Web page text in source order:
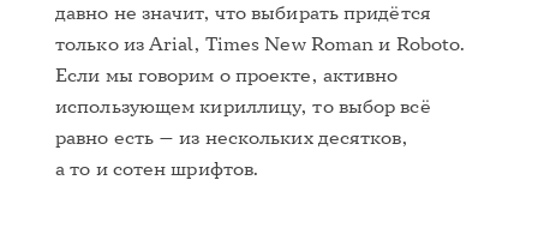
давно не значит, что выбирать придётся
только из Arial, Times New Roman и Roboto.
Если мы говорим о проекте, активно
использующем кириллицу, то выбор всё
равно есть — из нескольких десятков,
а то и сотен шрифтов.